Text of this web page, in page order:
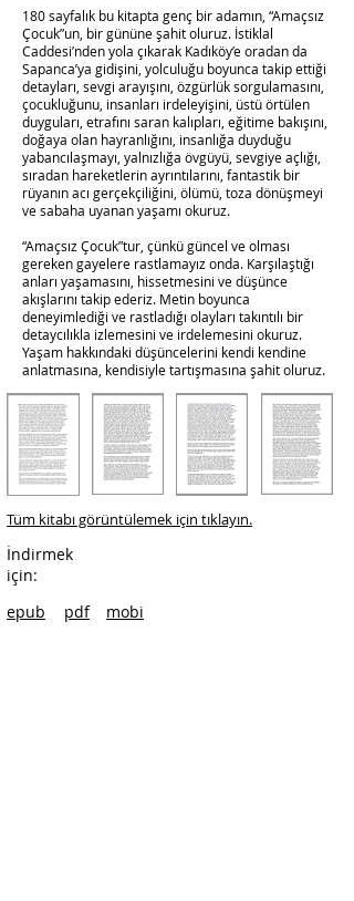
180 sayfalık bu kitapta genç bir adamın, “Amaçsız
Çocuk”un, bir gününe şahit oluruz. İstiklal
Caddesi’nden yola çıkarak Kadıköy’e oradan da
Sapanca’ya gidişini, yolculuğu boyunca takip ettiği
detayları, sevgi arayışını, özgürlük sorgulamasını,
çocukluğunu, insanları irdeleyişini, üstü örtülen
duyguları, etrafını saran kalıpları, eğitime bakışını,
doğaya olan hayranlığını, insanlığa duyduğu
yabancılaşmayı, yalnızlığa övgüyü, sevgiye açlığı,
sıradan hareketlerin ayrıntılarını, fantastik bir
rüyanın acı gerçekçiliğini, ölümü, toza dönüşmeyi
ve sabaha uyanan yaşamı okuruz.
“Amaçsız Çocuk”tur, çünkü güncel ve olması
gereken gayelere rastlamayız onda. Karşılaştığı
anları yaşamasını, hissetmesini ve düşünce
akışlarını takip ederiz. Metin boyunca
deneyimlediği ve rastladığı olayları takıntılı bir
detaycılıkla izlemesini ve irdelemesini okuruz.
Yaşam hakkındaki düşüncelerini kendi kendine
anlatmasına, kendisiyle tartışmasına şahit oluruz.
Tüm kitabı görüntülemek için tıklayın.
İndirmek
için:
epub
pdf mobi